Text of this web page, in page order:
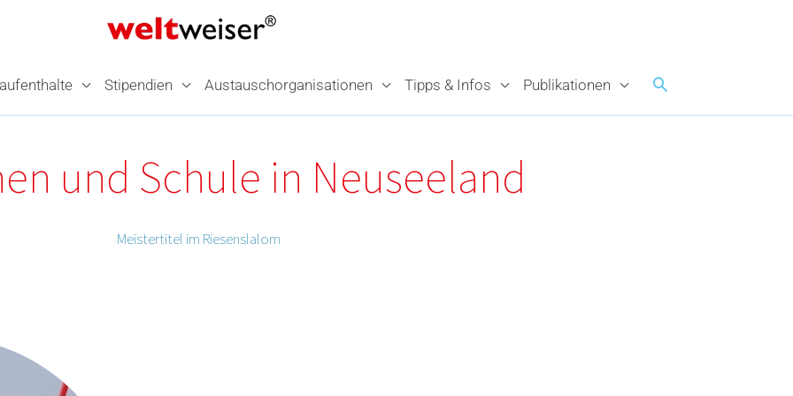
Stipendien Austausch­organisationen Tipps & Infos Publikationen
und Schule in Neuseeland
Meistertitel im Riesenslalom